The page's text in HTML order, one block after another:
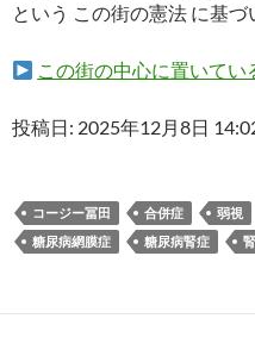
という この街の憲法 に基づ
この街の中心に置いてい
投稿日: 2025年12月8日
コージー冨田 合併症 弱視
糖尿病網膜症
糖尿病腎症